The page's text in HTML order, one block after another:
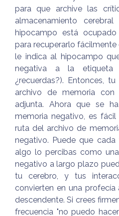
para que archive las
almacenamiento
hipocampo está
para recuperarlo
le indica al hipocampo
negativa a la etiqueta
¿recuerdas?). Entonces,
archivo de memoria con
adjunta. Ahora que se
memoria negativo, es
ruta del archivo de
negativo. Puede que
algo lo percibas como
negativo a largo plazo
tu cerebro, y tus
convierten en una
descendente. Si crees
frecuencia "no puedo